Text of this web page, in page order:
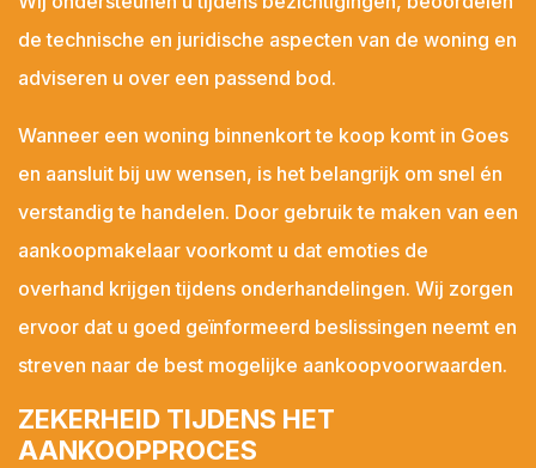
de technische en juridische aspecten van de woning en
adviseren u over een passend bod.
Wanneer een woning binnenkort te koop komt in Goes
en aansluit bij uw wensen, is het belangrijk om snel én
verstandig te handelen. Door gebruik te maken van een
aankoopmakelaar voorkomt u dat emoties de
overhand krijgen tijdens onderhandelingen. Wij zorgen
ervoor dat u goed geïnformeerd beslissingen neemt en
streven naar de best mogelijke aankoopvoorwaarden.
ZEKERHEID TIJDENS HET
AANKOOPPROCES
Opmerkingen
Lees hier onzePrivacy Policy